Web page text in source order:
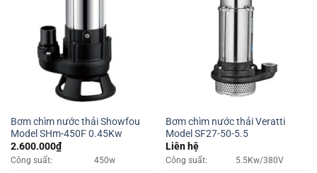
Bơm chìm nước thải Showfou
Model SHm-450F 0.45Kw
2.600.000₫
Công suất:
450w
Bơm chìm nước thải Veratti
Model SF27-50-5.5
Liên hệ
Công suất:
5.5Kw/380V